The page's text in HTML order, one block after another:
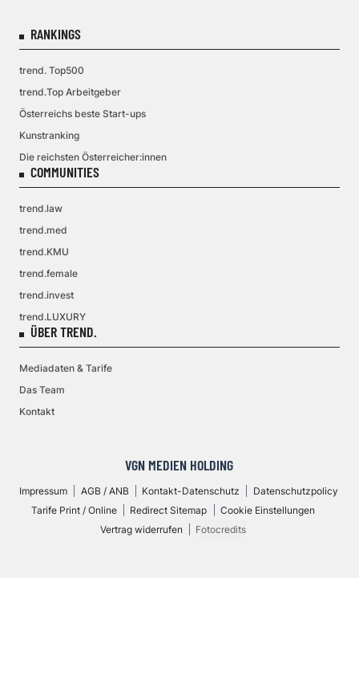
RANKINGS
trend. Top500
trend.Top Arbeitgeber
Österreichs beste Start-ups
Kunstranking
Die reichsten Österreicher:innen
COMMUNITIES
trend.law
trend.med
trend.KMU
trend.female
trend.invest
trend.LUXURY
ÜBER TREND.
Mediadaten & Tarife
Das Team
Kontakt
VGN MEDIEN HOLDING
Impressum AGB / ANB Kontakt-Datenschutz
Datenschutzpolicy
Tarife Print / Online
Redirect Sitemap
Cookie Einstellungen
Vertrag widerrufen
Fotocredits